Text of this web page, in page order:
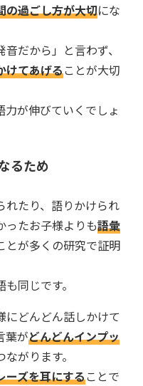
の過ごし方が大切にな
だから」と言わず、
けてあげることが大切
が伸びていくでしょ
るため
れたり、語りかけられ
ったお子様よりも語彙
とが多くの研究で証明
同じです。
にどんどん話しかけて
葉がどんどんインプッ
がります。
ーズを耳にすることで